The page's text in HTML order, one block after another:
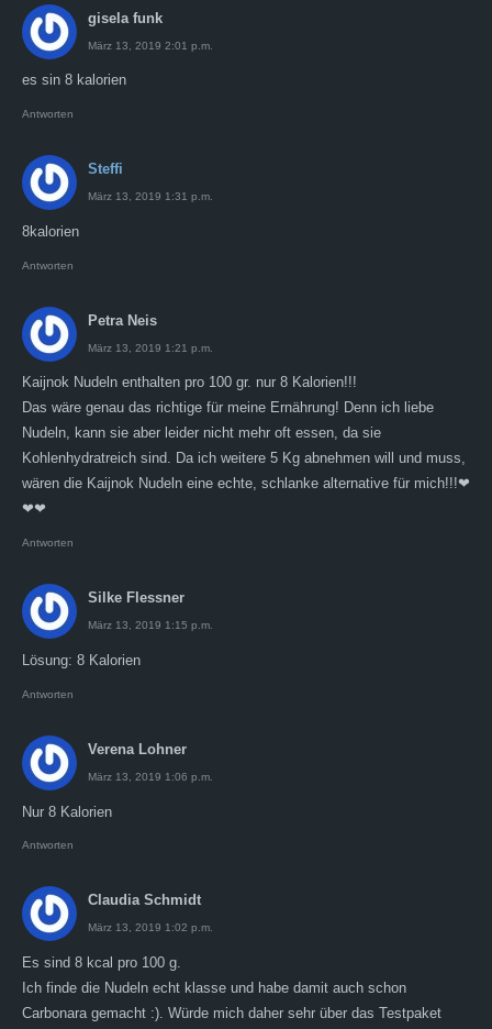
gisela funk
März 13, 2019 2:01 p.m.
es sin 8 kalorien
Antworten
Steffi
März 13, 2019 1:31 p.m.
8kalorien
Antworten
Petra Neis
März 13, 2019 1:21 p.m.
Kaijnok Nudeln enthalten pro 100 gr. nur 8 Kalorien!!!
Das wäre genau das richtige für meine Ernährung! Denn ich liebe
Nudeln, kann sie aber leider nicht mehr oft essen, da sie
Kohlenhydratreich sind. Da ich weitere 5 Kg abnehmen will und muss,
wären die Kaijnok Nudeln eine echte, schlanke alternative für mich!!!❤
❤❤
Antworten
Silke Flessner
März 13, 2019 1:15 p.m.
Lösung: 8 Kalorien
Antworten
Verena Lohner
März 13, 2019 1:06 p.m.
Nur 8 Kalorien
Antworten
Claudia Schmidt
März 13, 2019 1:02 p.m.
Es sind 8 kcal pro 100 g.
Ich finde die Nudeln echt klasse und habe damit auch schon
Carbonara gemacht :). Würde mich daher sehr über das Testpaket